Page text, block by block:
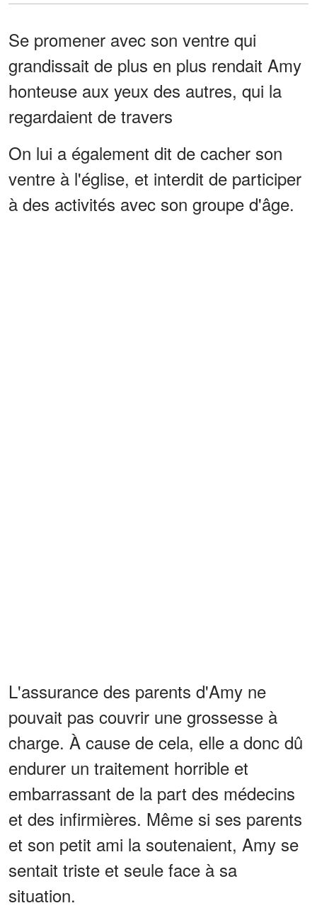
Se promener avec son ventre qui
grandissait de plus en plus rendait Amy
honteuse aux yeux des autres, qui la
regardaient de travers
On lui a également dit de cacher son
ventre à l'église, et interdit de participer
à des activités avec son groupe d'âge.
L'assurance des parents d'Amy ne
pouvait pas couvrir une grossesse à
charge. À cause de cela, elle a donc dû
endurer un traitement horrible et
embarrassant de la part des médecins
et des infirmières. Même si ses parents
et son petit ami la soutenaient, Amy se
sentait triste et seule face à sa
situation.